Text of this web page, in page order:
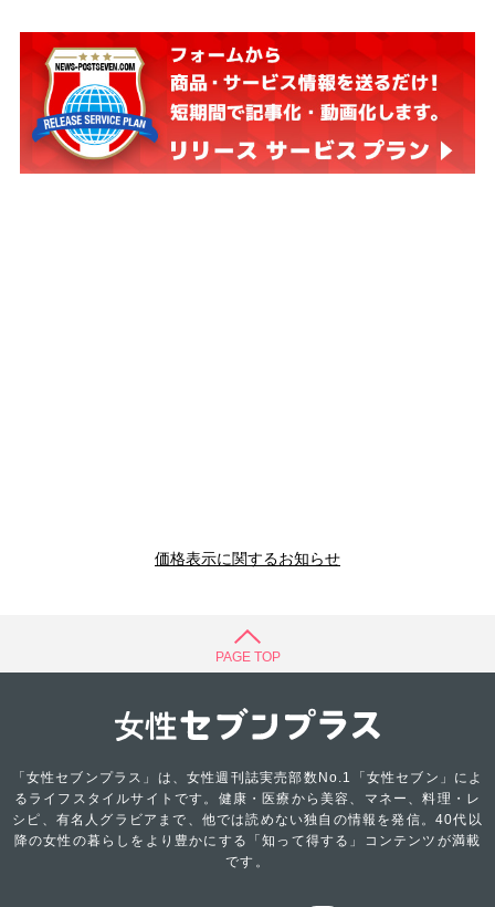
価格表示に関するお知らせ
PAGE TOP
「女性セブンプラス」は、女性週刊誌実売部数No.1「女性セブン」によ
るライフスタイルサイトです。健康・医療から美容、マネー、料理・レ
シピ、有名人グラビアまで、他では読めない独自の情報を発信。40代以
降の女性の暮らしをより豊かにする「知って得する」コンテンツが満載
です。